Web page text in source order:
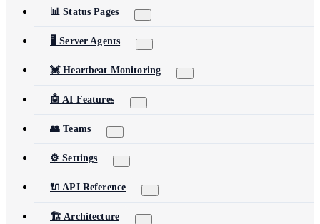
📊 Status Pages
🖥️ Server Agents
💓 Heartbeat Monitoring
🤖 AI Features
👥 Teams
⚙️ Settings
🔌 API Reference
🏗️ Architecture